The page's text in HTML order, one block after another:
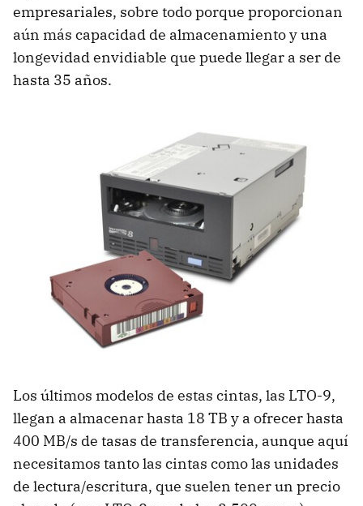
empresariales, sobre todo porque proporcionan
aún más capacidad de almacenamiento y una
longevidad envidiable que puede llegar a ser de
hasta 35 años.
Los últimos modelos de estas cintas, las LTO-9,
llegan a almacenar hasta 18 TB y a ofrecer hasta
400 MB/s de tasas de transferencia, aunque aquí
necesitamos tanto las cintas como las unidades
de lectura/escritura, que suelen tener un precio